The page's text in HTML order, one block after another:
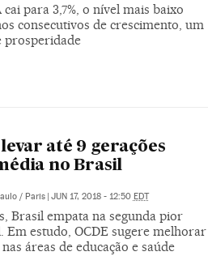
para 3,7%, o nível mais baixo
consecutivos de crescimento, um
prosperidade
até 9 gerações
no Brasil
/ Paris JUN 17, 2018 - 12:50 EDT
Brasil empata na segunda pior
Em estudo, OCDE sugere melhorar
áreas de educação e saúde